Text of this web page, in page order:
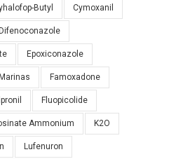
Butyl Cymoxanil
Difenoconazole
Epoxiconazole
Famoxadone
Fluopicolide
Ammonium K2O
Lufenuron